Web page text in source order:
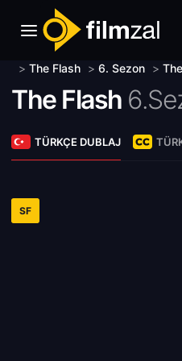
> The Flash > 6. Sezon >
The Flash
TÜRKÇE DUBLAJ
SF